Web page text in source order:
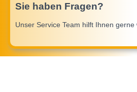
Sie haben Fragen?
Unser Service Team hilft Ihnen gerne